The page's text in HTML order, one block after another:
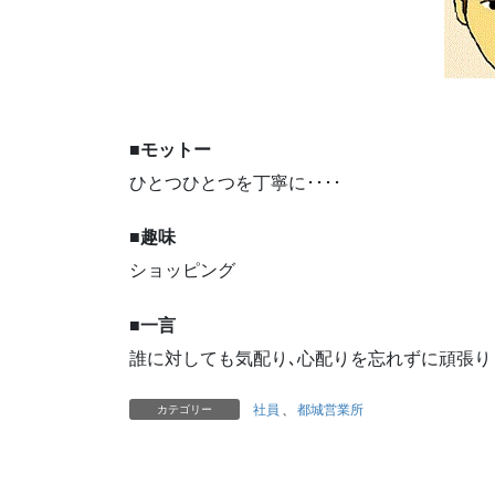
■モットー
ひとつひとつを丁寧に････
■趣味
ショッピング
■一言
誰に対しても気配り､心配りを忘れずに頑張
カテゴリー 社員 都城営業所